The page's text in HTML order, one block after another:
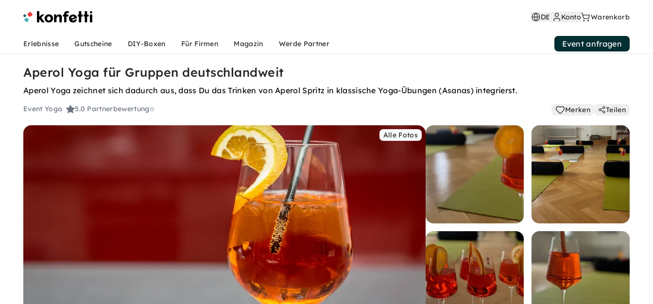
DE Konto Warenkorb
Erlebnisse Gutscheine DIY-Boxen Für Firmen Magazin Werde Partner Event anfragen
Aperol Yoga für Gruppen deutschlandweit
Aperol Yoga zeichnet sich dadurch aus, dass Du das Trinken von Aperol Spritz in klassische Yoga-Übungen (Asanas) integrierst.
Event Yoga 5.0 Partnerbewertung Merken Teilen
Alle Fotos